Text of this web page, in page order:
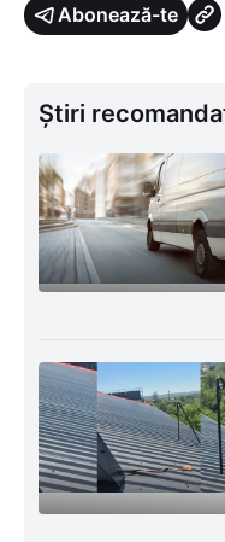
Abonează-te
Știri